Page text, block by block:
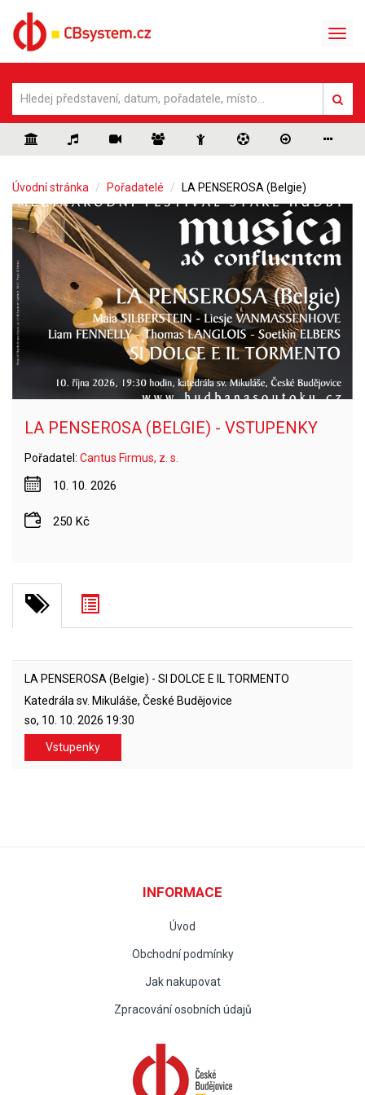
Úvodní stránka Pořadatelé LA PENSEROSA (Belgie)
LA PENSEROSA (BELGIE) - VSTUPENKY
Pořadatel: Cantus Firmus, z. s.
10. 10. 2026
250 Kč
LA PENSEROSA (Belgie) - SI DOLCE E IL TORMENTO
Katedrála sv. Mikuláše, České Budějovice
so, 10. 10. 2026 19:30
Vstupenky
INFORMACE
Úvod
Obchodní podmínky
Jak nakupovat
Zpracování osobních údajů